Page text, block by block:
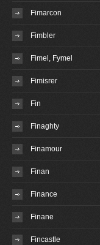
Fimarcon
Fimbler
Fimel, Fymel
Fimisrer
Fin
Finaghty
Finamour
Finan
Finance
Finane
Fincastle